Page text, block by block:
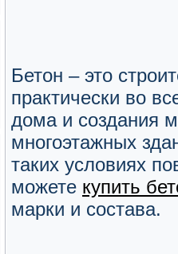
Бетон – это
практически во
дома и создания
многоэтажных
таких условиях
можете купить
марки и состава.